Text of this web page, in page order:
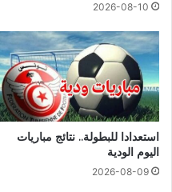
2026-08-10
استعدادا للبطولة.. نتائج مباريات
اليوم الودية
2026-08-09